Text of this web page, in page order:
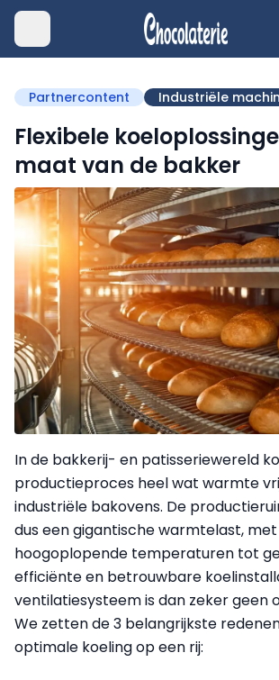
Partnercontent Industriële
Flexibele
maat van de bakker
In de bakkerij- en patisseriewereld
productieproces heel wat warmte
industriële bakovens. De
dus een gigantische warmtelast, met
hoogoplopende temperaturen tot
efficiënte en betrouwbare
ventilatiesysteem is dan zeker geen
We zetten de 3 belangrijkste
optimale koeling op een rij: